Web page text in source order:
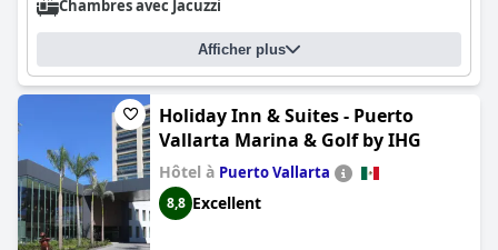
Chambres avec Jacuzzi
Afficher plus
Holiday Inn & Suites - Puerto
Vallarta Marina & Golf by IHG
Hôtel à Puerto Vallarta
8,8 Excellent